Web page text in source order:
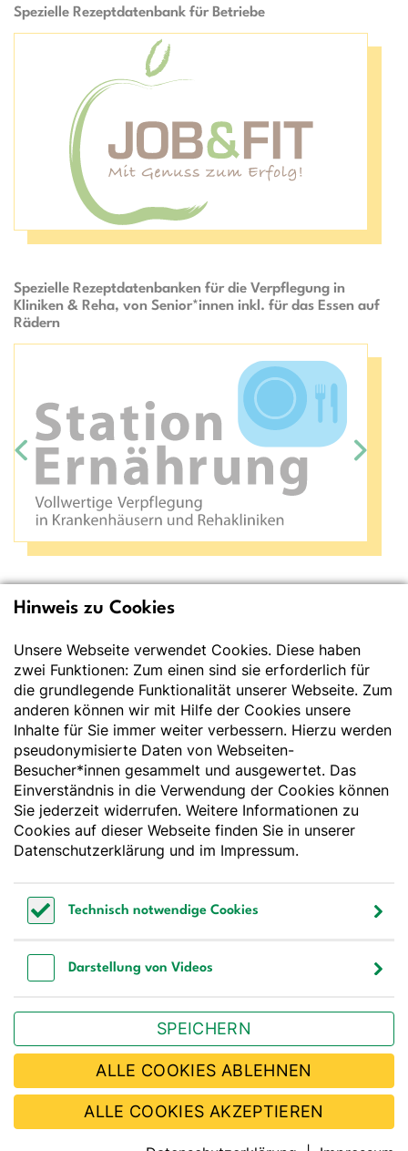
Spezielle Rezeptdatenbank für Betriebe
Bildergalerie überspringen
Spezielle Rezeptdatenbanken für die Verpflegung in
Kliniken & Reha, von Senior*innen inkl. für das Essen auf
Rädern
für Ernährung e.V.
Der Wissenschaft verpflichtet - Ihre Partnerin für
Essen und Trinken
Deutsche Gesellschaft für Ernährung e. V.
Godesberger Allee 136
53175 Bonn
Tel:+49 228 3776-600
Fax:
+49 228 3776-800
webmaster@dge.de
[socialLinksTitle]
BlueskyLinkedIn
Bestellen Sie unseren Newsletter
JETZT ABONNIEREN
Datenschutz
Hinweis zu Cookies
Unsere Webseite verwendet Cookies. Diese haben
zwei Funktionen: Zum einen sind sie erforderlich für
die grundlegende Funktionalität unserer Webseite. Zum
anderen können wir mit Hilfe der Cookies unsere
Inhalte für Sie immer weiter verbessern. Hierzu werden
pseudonymisierte Daten von Webseiten-
Besucher*innen gesammelt und ausgewertet. Das
Einverständnis in die Verwendung der Cookies können
Sie jederzeit widerrufen. Weitere Informationen zu
Cookies auf dieser Webseite finden Sie in unserer
Datenschutzerklärung und im Impressum.
Technisch notwendige Cookies
Darstellung von Videos
SPEICHERN
ALLE COOKIES ABLEHNEN
ALLE COOKIES AKZEPTIEREN